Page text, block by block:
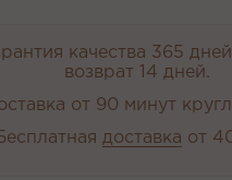
качества 365
возврат 14 дней.
от 90 минут
доставка от